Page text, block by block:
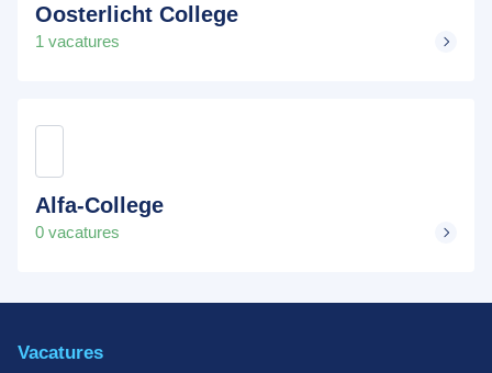
Oosterlicht College
1 vacatures
Alfa-College
0 vacatures
Vacatures